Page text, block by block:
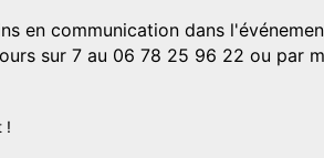
en communication dans
sur 7 au 06 78 25 96 22 ou par
!